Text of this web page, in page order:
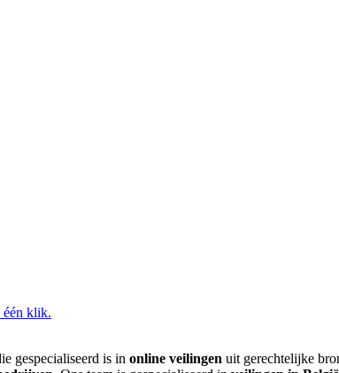
gespecialiseerd is in online veilingen uit gerechtelijke